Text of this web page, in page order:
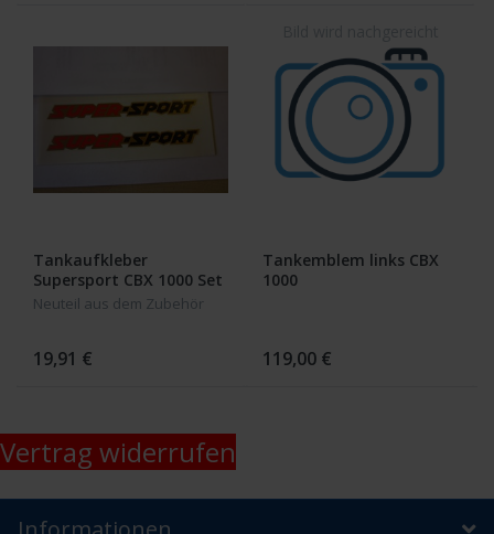
Tankaufkleber
Supersport CBX 1000 Set
Neuteil aus dem Zubehör
19,91 €
Tankemblem links CBX
1000
119,00 €
Vertrag widerrufen